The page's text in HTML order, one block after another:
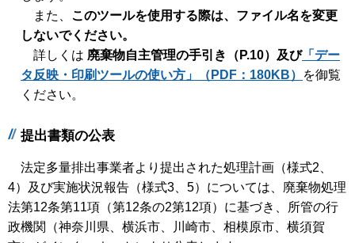
また、 このツールを使用する際は、ファイル名を変更
しないでください。
詳しくは 廃棄物自主管理の手引き（P.10）及び「デー
タ反映・印刷ツールの使い方」（PDF：180KB）
を御覧
ください。
提出書類の公表
法定多量排出事業者より提出された処理計画（様式2、
4）及び実施状況報告（様式3、5）については、廃棄物処理
法第12条第11項（第12条の2第12項）に基づき、所管の行
政機関（神奈川県、横浜市、川崎市、相模原市、横須賀